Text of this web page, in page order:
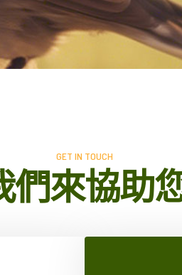
GET IN TOUCH
們來協助